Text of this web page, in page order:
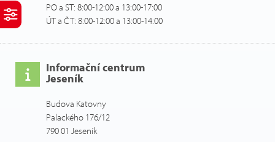
PO a ST: 8:00-12:00 a 13:00-17:00
ÚT a ČT: 8:00-12:00 a 13:00-14:00
Informační centrum
Jeseník
Budova Katovny
Palackého 176/12
790 01 Jeseník